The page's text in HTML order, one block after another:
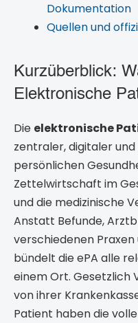
Dokumentation
Quellen und
Kurzüberblick:
Elektronische
Die elektronische
zentraler, digitaler
persönlichen
Zettelwirtschaft im
und die medizinische
Anstatt Befunde,
verschiedenen
bündelt die ePA alle
einem Ort. Gesetzlich
von ihrer
Patient haben die